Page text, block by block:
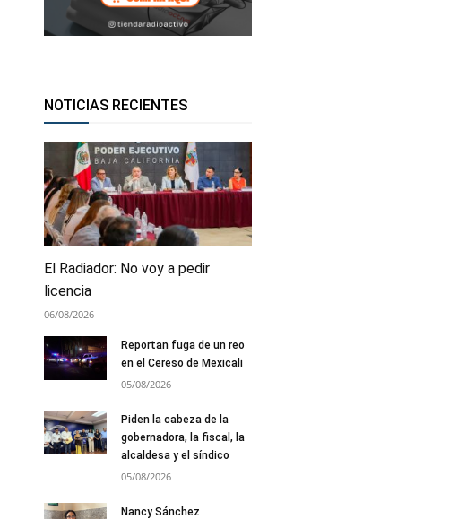
NOTICIAS RECIENTES
El Radiador: No voy a pedir
licencia
06/08/2026
Reportan fuga de un reo
en el Cereso de Mexicali
05/08/2026
Piden la cabeza de la
gobernadora, la fiscal, la
alcaldesa y el síndico
05/08/2026
Nancy Sánchez